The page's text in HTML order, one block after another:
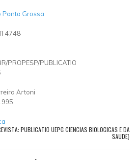
Ponta Grossa
4748
PROPESP/PUBLICATIO
Artoni
PUBLICATIO UEPG CIENCIAS BIOLOGICAS E DA
SAUDE)